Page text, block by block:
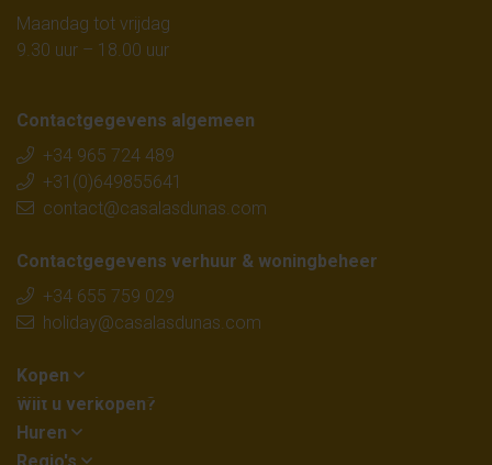
Maandag tot vrijdag
9.30 uur – 18.00 uur
Contactgegevens algemeen
+34 965 724 489
+31(0)649855641
contact@casalasdunas.com
Contactgegevens verhuur & woningbeheer
+34 655 759 029
holiday@casalasdunas.com
Kopen
Wilt u verkopen?
Huren